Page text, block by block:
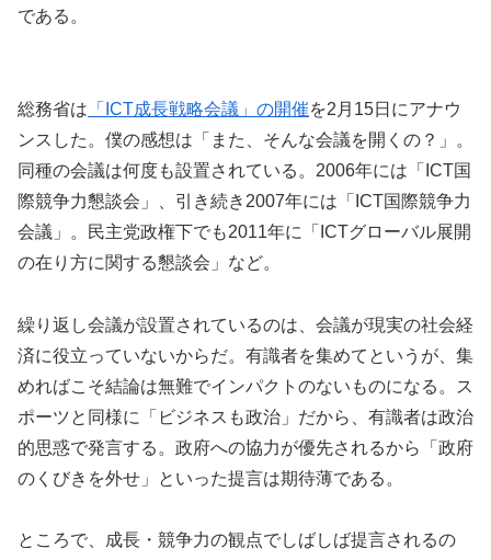
である。
総務省は 「ICT成長戦略会議」の開催を2月15日にアナウ
ンスした。僕の感想は「また、そんな会議を開くの？」。
同種の会議は何度も設置されている。2006年には「ICT国
際競争力懇談会」、引き続き2007年には「ICT国際競争力
会議」。民主党政権下でも2011年に「ICTグローバル展開
の在り方に関する懇談会」など。
繰り返し会議が設置されているのは、会議が現実の社会経
済に役立っていないからだ。有識者を集めてというが、集
めればこそ結論は無難でインパクトのないものになる。ス
ポーツと同様に「ビジネスも政治」だから、有識者は政治
的思惑で発言する。政府への協力が優先されるから「政府
のくびきを外せ」といった提言は期待薄である。
ところで、成長・競争力の観点でしばしば提言されるの